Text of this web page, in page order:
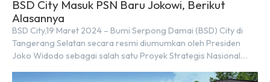
BSD City Masuk PSN Baru Jokowi, Berikut
Alasannya
BSD City,19 Maret 2024 – Bumi Serpong Damai (BSD) City di
Tangerang Selatan secara resmi diumumkan oleh Presiden
Joko Widodo sebagai salah satu Proyek Strategis Nasional